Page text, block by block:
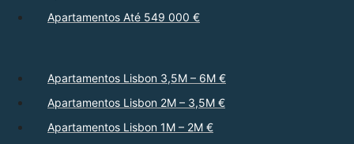
Apartamentos Até 549 000 €
Apartamentos Lisbon 3,5M – 6M €
Apartamentos Lisbon 2M – 3,5M €
Apartamentos Lisbon 1M – 2M €